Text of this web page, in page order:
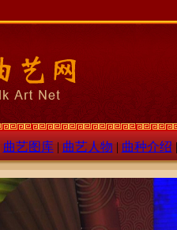
曲艺图库| 曲艺人物 | 曲种介绍